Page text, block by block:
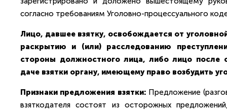
согласно требованиям Уголовно-процессуального
Лицо, давшее взятку, освобождается от
раскрытию и (или) расследованию
стороны должностного лица, либо лицо после
даче взятки органу, имеющему право возбудить
Признаки предложения взятки: Предложение
взяткодателя состоят из осторожных